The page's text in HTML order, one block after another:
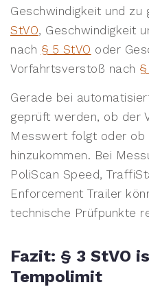
Geschwindigkeit und zu
StVO, Geschwindigkeit
nach § 5 StVO oder
Vorfahrtsverstoß nach §
Gerade bei
geprüft werden, ob der
Messwert folgt oder ob
hinzukommen. Bei
PoliScan Speed,
Enforcement Trailer
technische Prüfpunkte
Fazit: § 3 StVO
Tempolimit